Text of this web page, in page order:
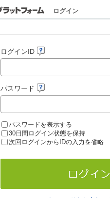
ログイン
ログインID
パスワード
パスワードを表示する
30日間ログイン状態を保持
次回ログインからIDの入力を省略